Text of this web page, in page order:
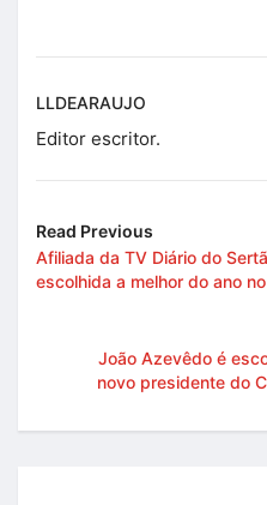
LLDEARAUJO
Editor escritor.
Read Previous
Afiliada da TV Diário do
escolhida a melhor do ano
João Azevêdo é
novo presidente do